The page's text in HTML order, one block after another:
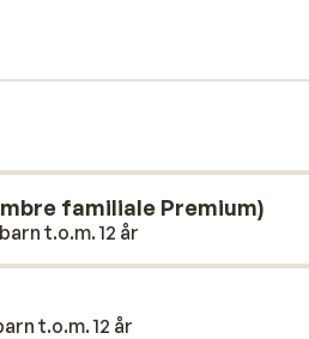
drink i baren. För en typisk
Här hittar du alla typer av
familiale Premium)
t.o.m. 12 år
t.o.m. 12 år